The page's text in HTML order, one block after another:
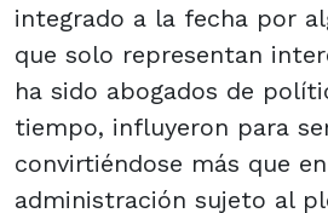
integrado a la fecha por
que solo representan
ha sido abogados de
tiempo, influyeron para
convirtiéndose más que
administración sujeto al